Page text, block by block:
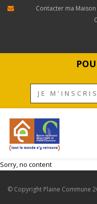
Contacter ma Maison
JE M'INSCRIS
Sorry, no content
© Copyright Plaine Commune